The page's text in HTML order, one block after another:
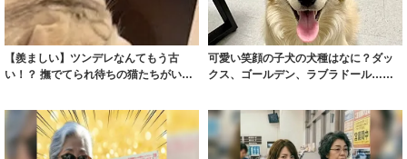
【羨ましい】ツンデレなんてもう古
い！？ 撫でてられ待ちの猫たちがいて
可愛い笑顔の子犬の犬種はなに？ダッ
クス、ゴールデン、ラブラドール…